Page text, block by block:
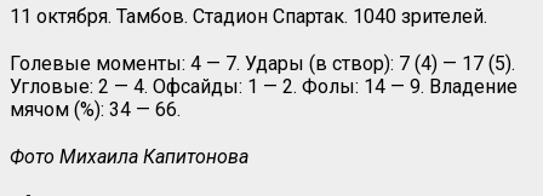
11 октября. Тамбов. Стадион Спартак. 1040 зрителей.
Голевые моменты: 4 — 7. Удары (в створ): 7 (4) — 17 (5).
Угловые: 2 — 4. Офсайды: 1 — 2. Фолы: 14 — 9. Владение
мячом (%): 34 — 66.
Фото Михаила Капитонова